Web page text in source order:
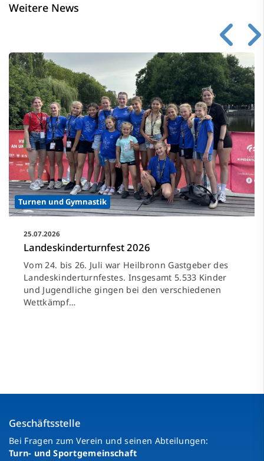
Weitere News
Turnen und Gymnastik
25.07.2026
Landeskinderturnfest 2026
Vom 24. bis 26. Juli war Heilbronn Gastgeber des
Landeskinderturnfestes. Insgesamt 5.533 Kinder
und Jugendliche gingen bei den verschiedenen
Wettkämpf…
Geschäftsstelle
Bei Fragen zum Verein und seinen Abteilungen:
Turn- und Sportgemeinschaft